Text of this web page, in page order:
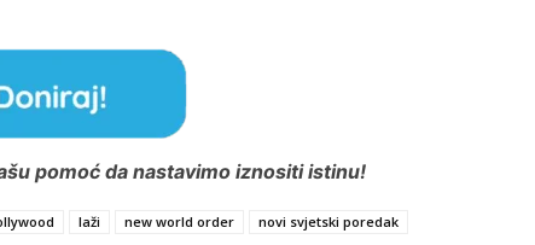
pomoć da nastavimo iznositi istinu!
laži new world order
novi svjetski poredak